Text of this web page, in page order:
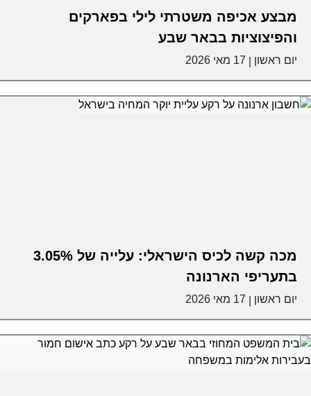
מבצע אכיפה משטרתי לילי בפארקים
והפיצוציות בבאר שבע
יום ראשון 17 מאי 2026
מכה קשה לכיס הישראלי: עלייה של 3.05%
בתעריפי הארנונה
יום ראשון 17 מאי 2026